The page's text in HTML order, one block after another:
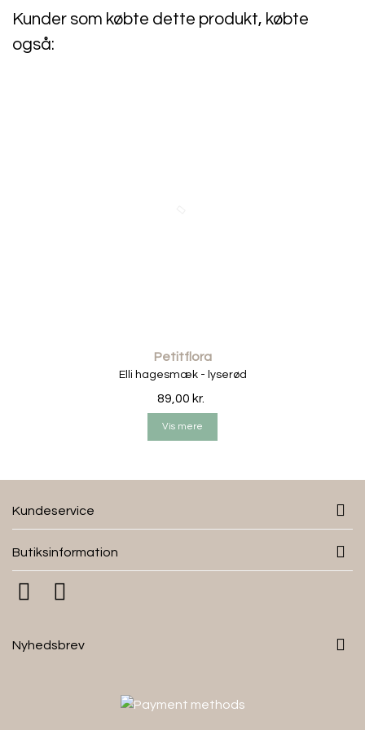
tørretumbleren, da stoffet med tiden kan blive slapt. Lad
den lufttørre.
Kunder som købte dette produkt, købte
også:
Petitflora
Elli hagesmæk - lyserød
89,00 kr.
Vis mere
Kundeservice
Butiksinformation
Nyhedsbrev